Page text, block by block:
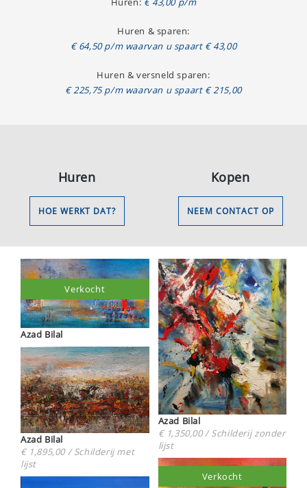
Huren & sparen:
€ 64,50 p/m waarvan u spaart € 43,00
Huren & versneld sparen:
€ 225,75 p/m waarvan u spaart € 215,00
Huren
HOE WERKT DAT?
Kopen
NEEM CONTACT OP
Azad Bilal
Verkocht
Azad Bilal
€ 1,895,00 / Schilderij met
lijst
Azad Bilal
€ 1,350,00 / Schilderij zonder
lijst
Verkocht